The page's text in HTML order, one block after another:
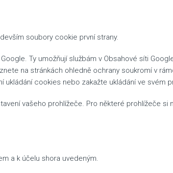
soubory cookie první strany.
Ty umožňují službám v Obsahové síti
na stránkách ohledně ochrany soukromí v
cookies nebo zakažte ukládání ve svém
vašeho prohlížeče. Pro některé prohlížeče si
a k účelu shora uvedeným.